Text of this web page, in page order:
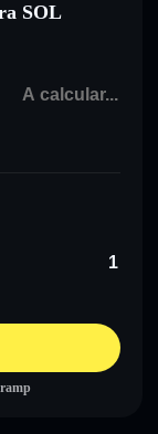
SOL